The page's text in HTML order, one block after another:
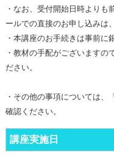
・なお、受付開始日時よりも
ールでの直接のお申し込みは
・本講座のお手続きは事前に
・教材の手配がございますの
ださい。
・その他の事項については、「
確認ください。
講座実施日